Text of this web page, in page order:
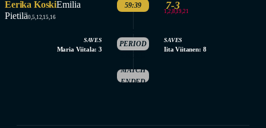
Eerika KoskiEmilia
Pietilä0,5,12,15,16
59:39 7-3
1,2,8,19,21
SAVES
Maria Viitala: 3
PERIOD
SAVES
Iita Viitanen: 8
MATCH
ENDED